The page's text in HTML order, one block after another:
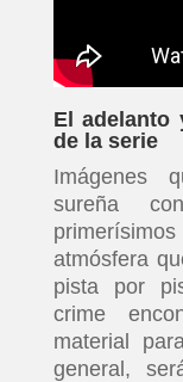
El adelanto
de la serie
Imágenes
sureña
atmósfera
pista por
crime
material
general,